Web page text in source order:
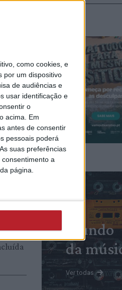
como cookies, e
por um dispositivo
de audiências e
usar identificação e
o
acima. Em
antes de consentir
pessoais poderá
suas preferências
a
página.
novos
do
Mundo
da
Ver todas